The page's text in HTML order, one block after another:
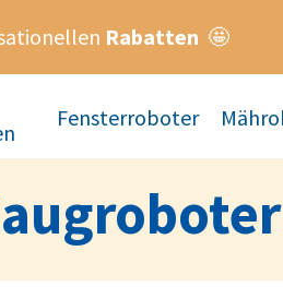
Rabatten 🤩
Fensterroboter